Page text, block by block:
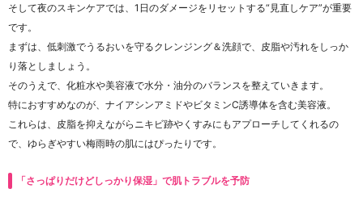
そして夜のスキンケアでは、1日のダメージをリセットする“見直しケア”が重要
です。
まずは、低刺激でうるおいを守るクレンジング＆洗顔で、皮脂や汚れをしっか
り落としましょう。
そのうえで、化粧水や美容液で水分・油分のバランスを整えていきます。
特におすすめなのが、ナイアシンアミドやビタミンC誘導体を含む美容液。
これらは、皮脂を抑えながらニキビ跡やくすみにもアプローチしてくれるの
で、ゆらぎやすい梅雨時の肌にはぴったりです。
「さっぱりだけどしっかり保湿」で肌トラブルを予防